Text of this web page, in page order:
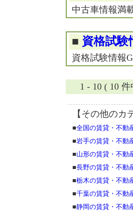
中古車情報満
■ 資格試験
資格試験情報
1 - 10 ( 10
【その他のカ
■全国の賃貸・不動
■岩手の賃貸・不動
■山形の賃貸・不動
■長野の賃貸・不動
■栃木の賃貸・不動
■千葉の賃貸・不動
■静岡の賃貸・不動